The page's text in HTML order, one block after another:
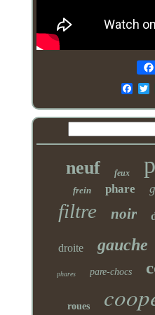
neuf feux
frein phare
filtre noir
droite gauche
phares pare-chocs
roues